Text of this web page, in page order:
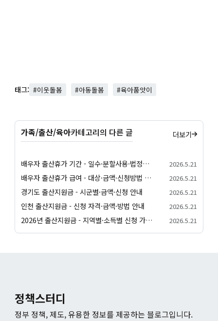
태그: #이웃돌봄 #아동돌봄 #육아품앗이
가족/출산/육아카테고리의 다른 글 더보기
배우자 출산휴가 기간 - 일수·분할사용·법정기준 안내 2026.5.21
배우자 출산휴가 급여 - 대상·금액·신청방법 정리 2026.5.21
경기도 출산지원금 - 시군별·금액·신청 안내 2026.5.21
인천 출산지원금 - 신청 자격·금액·방법 안내 2026.5.21
2026년 출산지원금 - 지역별·소득별 신청 가이드 2026.5.21
정책스터디
정부 정책, 제도, 유용한 정보를 제공하는 블로그입니다.